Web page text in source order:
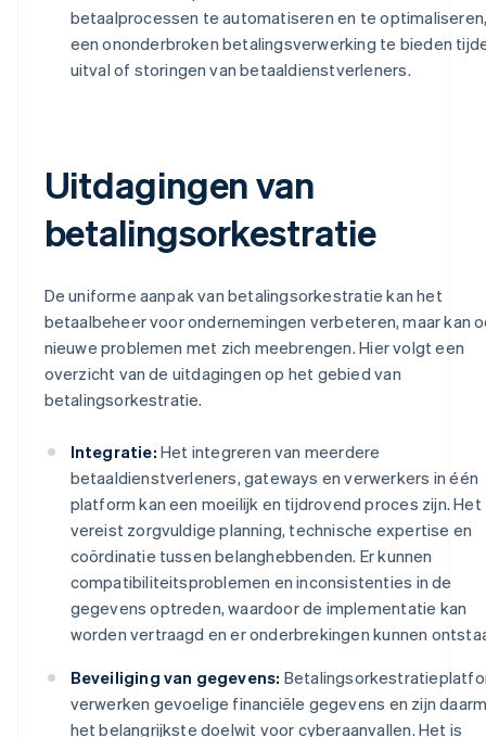
betaalprocessen te automatiseren en te
een ononderbroken betalingsverwerking te bieden
uitval of storingen van betaaldienstverleners.
Uitdagingen van
betalingsorkestratie
De uniforme aanpak van betalingsorkestratie kan het
betaalbeheer voor ondernemingen verbeteren, maar kan
nieuwe problemen met zich meebrengen. Hier volgt een
overzicht van de uitdagingen op het gebied van
betalingsorkestratie.
Integratie: Het integreren van meerdere
betaaldienstverleners, gateways en verwerkers in één
platform kan een moeilijk en tijdrovend proces zijn. Het
vereist zorgvuldige planning, technische expertise en
coördinatie tussen belanghebbenden. Er kunnen
compatibiliteitsproblemen en inconsistenties in de
gegevens optreden, waardoor de implementatie kan
worden vertraagd en er onderbrekingen kunnen
Beveiliging van gegevens:
verwerken gevoelige financiële gegevens en zijn
het belangrijkste doelwit voor cyberaanvallen. Het is